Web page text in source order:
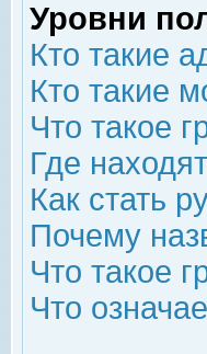
Уровни
Кто такие
Кто такие
Что такое
Где
Как стать
Почему
Что такое
Что